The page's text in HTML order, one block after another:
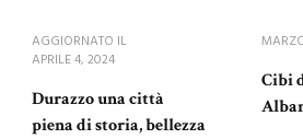
AGGIORNATO IL
APRILE 4, 2024
Durazzo una città
piena di storia, bellezza
Cibi